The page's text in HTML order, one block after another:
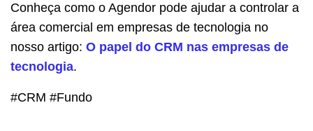
Conheça como o Agendor pode ajudar a controlar a
área comercial em empresas de tecnologia no
nosso artigo: O papel do CRM nas empresas de
tecnologia.
#CRM #Fundo